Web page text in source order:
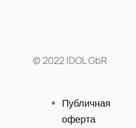
© 2022 IDOL GbR
Публичная
оферта